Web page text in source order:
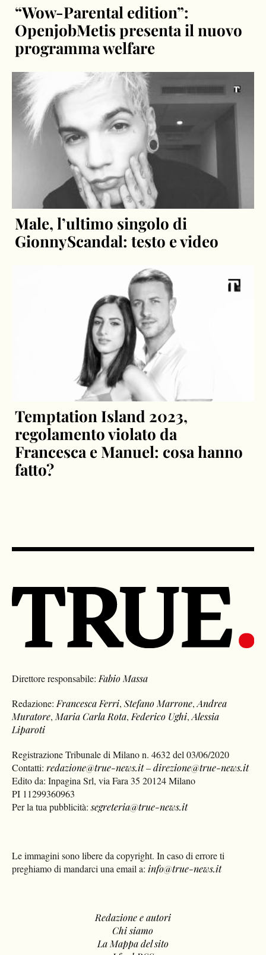
“Wow-Parental edition”:
OpenjobMetis presenta il nuovo
programma welfare
Male, l’ultimo singolo di
GionnyScandal: testo e video
Temptation Island 2023,
regolamento violato da
Francesca e Manuel: cosa hanno
fatto?
Direttore responsabile: Fabio Massa
Redazione: Francesca Ferri,Stefano Marrone,Andrea
Muratore, Maria Carla Rota, Federico Ughi,Alessia
Liparoti
Registrazione Tribunale di Milano n. 4632 del 03/06/2020
Contatti:redazione@true-news.it–direzione@true-news.it
Edito da: Inpagina Srl, via Fara 35 20124 Milano
PI 11299360963
Per la tua pubblicità:segreteria@true-news.it
Le immagini sono libere da copyright. In caso di errore ti
preghiamo di mandarci una email a: info@true-news.it
Redazione e autori
Chi siamo
La Mappa del sito